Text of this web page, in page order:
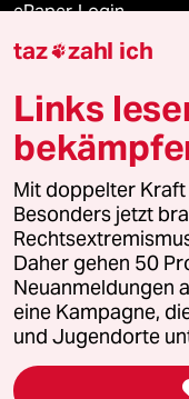
ePaper Login
Downloads für
© 2026 taz Verlags
Alle Rechte vorbehalten.
wenden Sie sich bitte an
Feedback
Leitlinie Informant
Seitenwende
taz zahl ich
Links
Mit doppelter
Besonders jetzt
Daher gehen 50
Neuanmeldungen
eine Kampagne,
und Jugendorte